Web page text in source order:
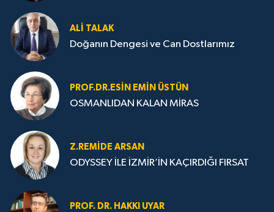
ALI TALAK
Doğanın Dengesi ve Can Dostlarımız
PROF.DR.ESIN EMIN ÜSTÜN
OSMANLIDAN KALAN MİRAS
Z.REMIDE ARSAN
ODYSSEY İLE İZMİR’İN KAÇIRDIĞI FIRSAT
PROF. DR. HAKKI UYAR